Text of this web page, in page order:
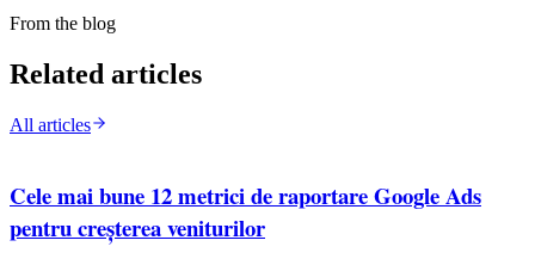
From the blog
Related articles
All articles
Cele mai bune 12 metrici de raportare Google Ads
pentru creșterea veniturilor